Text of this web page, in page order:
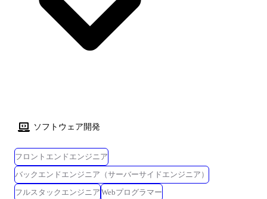
ソフトウェア開発
フロントエンドエンジニア
バックエンドエンジニア（サーバーサイドエンジニア）
フルスタックエンジニア Webプログラマー